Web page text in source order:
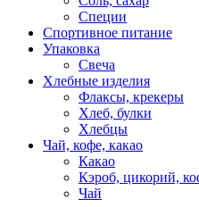
Специи
Спортивное питание
Упаковка
Свеча
Хлебные изделия
Флаксы, крекеры
Хлеб, булки
Хлебцы
Чай, кофе, какао
Какао
Кэроб, цикорий,
Чай